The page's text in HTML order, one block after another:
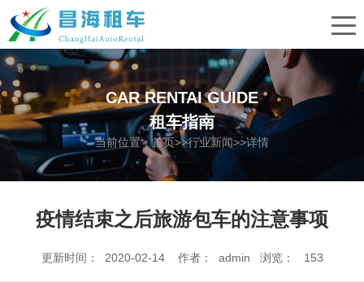
CAR RENTAI GUIDE
租车指南
当前位置：首页>>行业新闻>>详情
疫情结束之后旅游包车的注意事项
更新时间： 2020-02-14 作者： admin 浏览： 153